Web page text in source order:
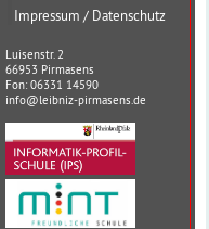
Impressum / Datenschutz
Luisenstr. 2
66953 Pirmasens
Fon: 06331 14590
info@leibniz-pirmasens.de